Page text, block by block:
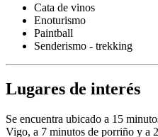
Cata de vinos
Enoturismo
Paintball
Senderismo - trekking
Lugares de interés
Se encuentra ubicado a 15
Vigo, a 7 minutos de porriño y a